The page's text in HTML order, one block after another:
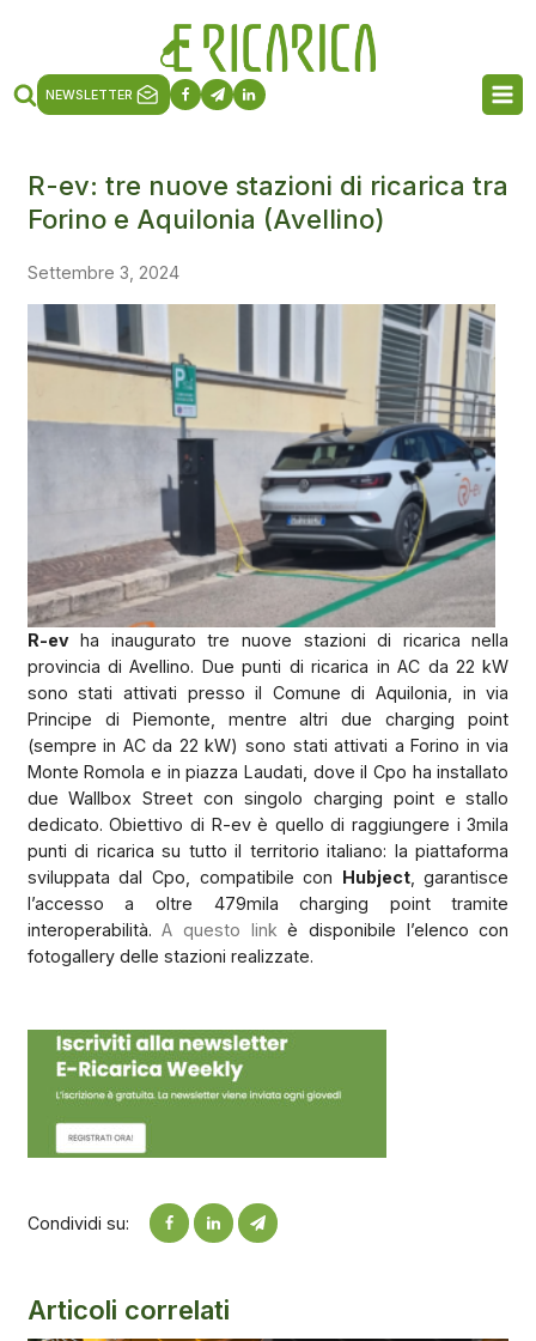
NEWSLETTER
R-ev: tre nuove stazioni di ricarica tra
Forino e Aquilonia (Avellino)
Settembre 3, 2024
R-evha inaugurato tre nuove stazioni di ricarica nella
provincia di Avellino. Due punti di ricarica in AC da 22 kW
sono stati attivati presso il Comune di Aquilonia, in via
Principe di Piemonte, mentre altri due charging point
(sempre in AC da 22 kW) sono stati attivati a Forino in via
Monte Romola e in piazza Laudati, dove il Cpo ha installato
due Wallbox Street con singolo charging point e stallo
dedicato. Obiettivo di R-ev è quello di raggiungere i 3mila
punti di ricarica su tutto il territorio italiano: la piattaforma
sviluppata dal Cpo, compatibile con Hubject, garantisce
l’accesso a oltre 479mila charging point tramite
interoperabilità.A questo link è disponibile l’elenco con
fotogallery delle stazioni realizzate.
Condividi su:
Articoli correlati